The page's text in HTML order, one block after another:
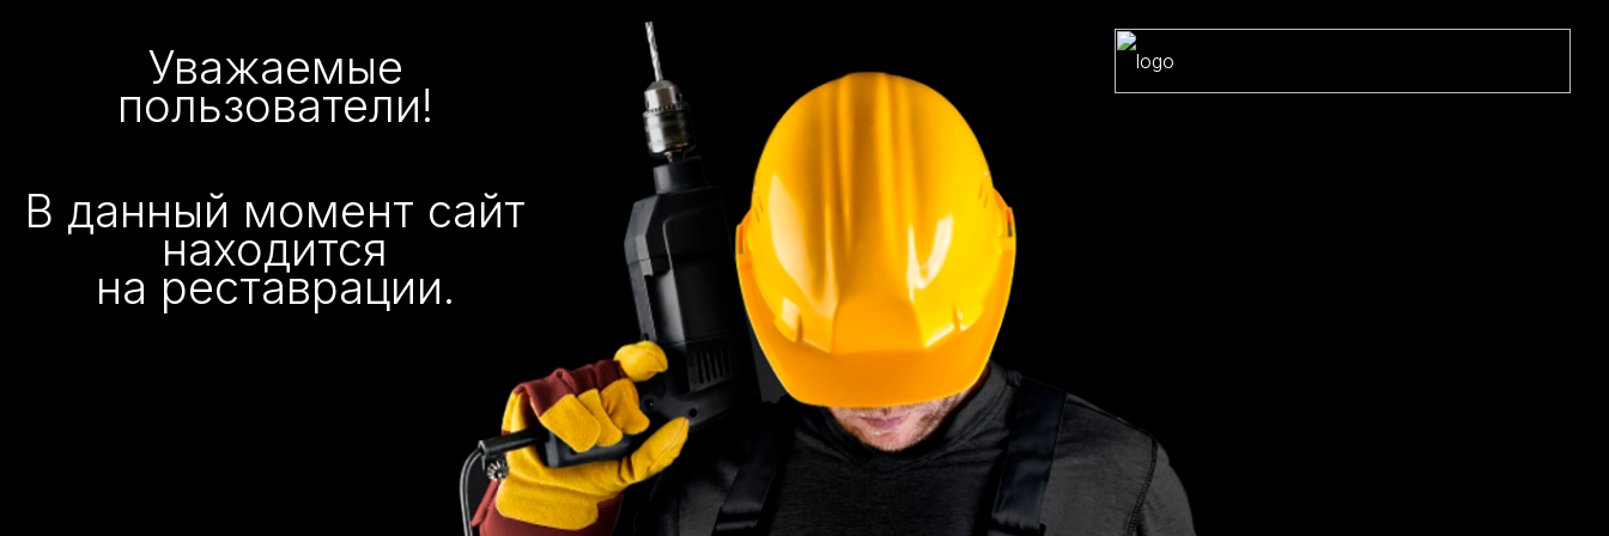
Уважаемые
пользователи!
В данный момент сайт
находится
на реставрации.